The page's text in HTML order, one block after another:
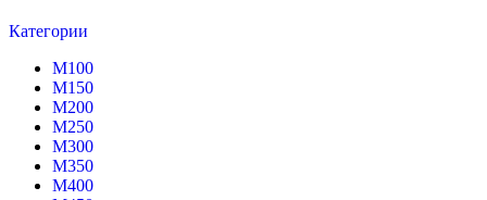
Категории
М100
М150
М200
М250
М300
М350
М400